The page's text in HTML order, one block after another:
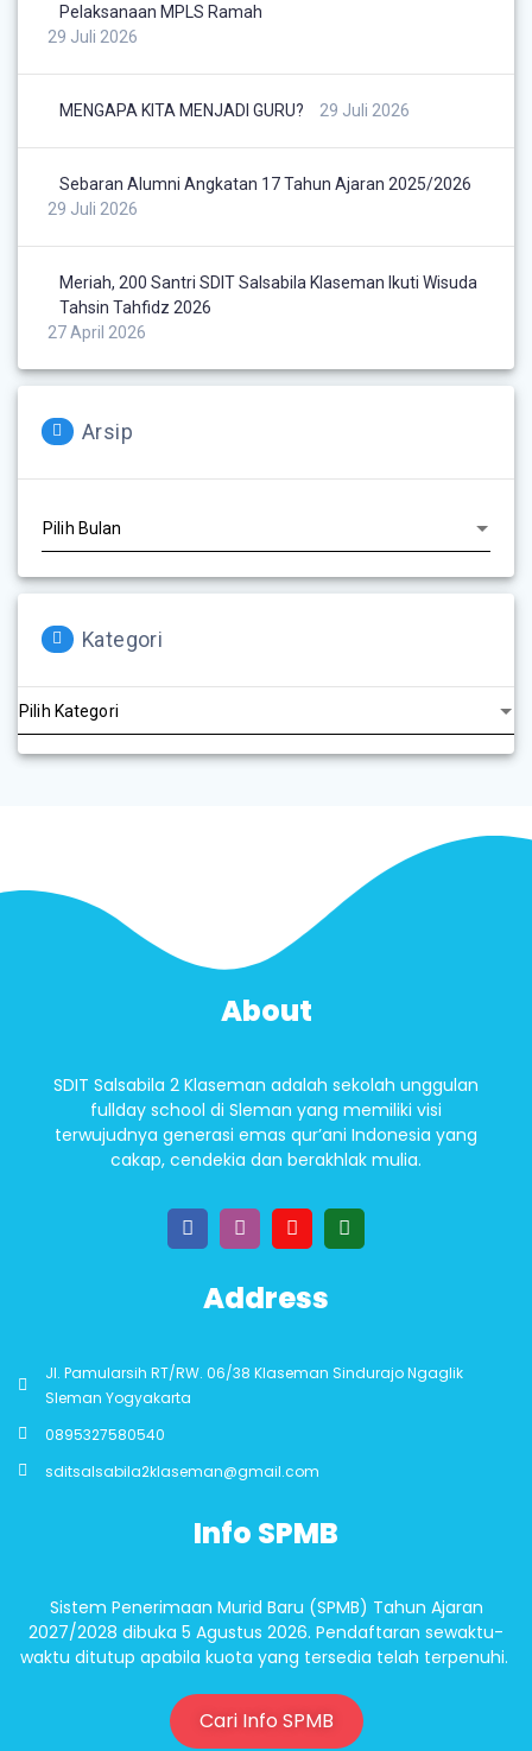
Pelaksanaan MPLS Ramah
29 Juli 2026
MENGAPA KITA MENJADI GURU? 29 Juli 2026
Sebaran Alumni Angkatan 17 Tahun Ajaran 2025/2026
29 Juli 2026
Meriah, 200 Santri SDIT Salsabila Klaseman Ikuti Wisuda
Tahsin Tahfidz 2026
27 April 2026
Arsip
Kategori
About
SDIT Salsabila 2 Klaseman adalah sekolah unggulan
fullday school di Sleman yang memiliki visi
terwujudnya generasi emas qur’ani Indonesia yang
cakap, cendekia dan berakhlak mulia.
Address
Jl. Pamularsih RT/RW. 06/38 Klaseman Sindurajo Ngaglik
Sleman Yogyakarta
0895327580540
sditsalsabila2klaseman@gmail.com
Info SPMB
Sistem Penerimaan Murid Baru (SPMB) Tahun Ajaran
2027/2028 dibuka 5 Agustus 2026. Pendaftaran sewaktu-
waktu ditutup apabila kuota yang tersedia telah terpenuhi.
Cari Info SPMB